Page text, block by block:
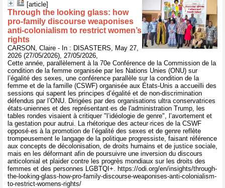
[article]
Through the looking glass: how
pro-family discourse weaponises
anti-colonialism to restrict women’s
rights
CARSON, Claire - In : DISASTERS, May 27,
2026 (27/05/2026), 27/05/2026,
Cette année, parallèlement à la 70e Conférence de la Commission de la
condition de la femme organisée par les Nations Unies (ONU) sur
l’égalité des sexes, une conférence parallèle sur la condition de la
femme et de la famille (CSWF) organisée aux États-Unis a accueilli des
sessions qui sapent les principes d’égalité et de non-discrimination
défendus par l’ONU. Dirigées par des organisations ultra conservatrices
états-uniennes et des représentant·es de l'administration Trump, les
tables rondes visaient à critiquer "l’idéologie de genre", l’avortement et
la gestation pour autrui. La rhétorique des acteur·rices de la CSWF
opposé·es à la promotion de l’égalité des sexes et de genre reflète
trompeusement le langage de la politique progressiste, faisant référence
aux concepts de décolonisation, de droits humains et de justice sociale,
mais en les déformant afin de poursuivre une inversion du discours
anticolonial et plaider contre les progrès mondiaux sur les droits des
femmes et des personnes LGBTQI+. https://odi.org/en/insights/through-
the-looking-glass-how-pro-family-discourse-weaponises-anti-colonialism-
to-restrict-womens-rights/